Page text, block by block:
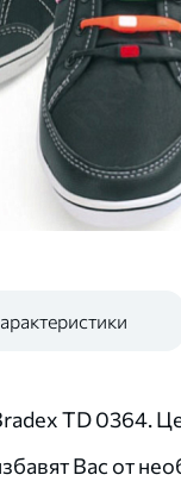
TD 0364.
Вас от